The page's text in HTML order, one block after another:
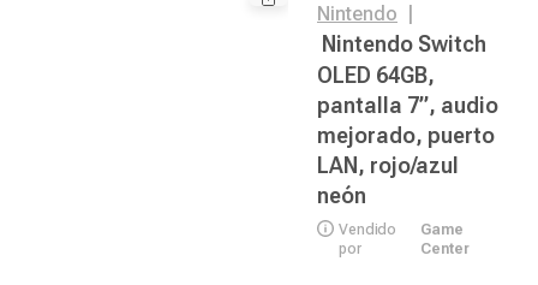
Nintendo
Nintendo Switch
OLED 64GB,
pantalla 7”, audio
mejorado, puerto
LAN, rojo/azul
neón
Vendido
por
Game
Center